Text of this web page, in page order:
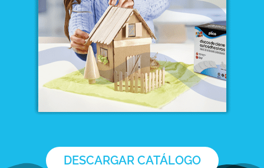
DESCARGAR CATÁLOGO